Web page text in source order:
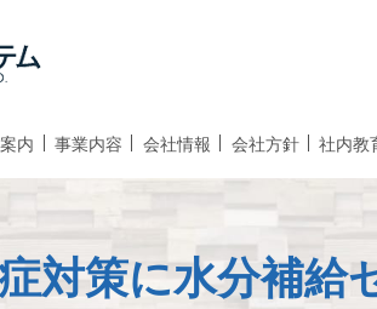
内 事業内容 会社情報 会社方針 社内教
症対策に水分補